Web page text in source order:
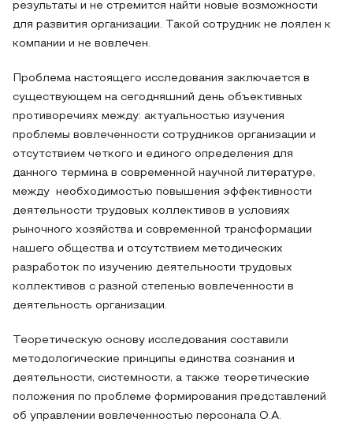
результаты и не стремится найти новые возможности
для развития организации. Такой сотрудник не лоялен к
компании и не вовлечен.
Проблема настоящего исследования заключается в
существующем на сегодняшний день объективных
противоречиях между: актуальностью изучения
проблемы вовлеченности сотрудников организации и
отсутствием четкого и единого определения для
данного термина в современной научной литературе,
между необходимостью повышения эффективности
деятельности трудовых коллективов в условиях
рыночного хозяйства и современной трансформации
нашего общества и отсутствием методических
разработок по изучению деятельности трудовых
коллективов с разной степенью вовлеченности в
деятельность организации.
Теоретическую основу исследования составили
методологические принципы единства сознания и
деятельности, системности, а также теоретические
положения по проблеме формирования представлений
об управлении вовлеченностью персонала О.А.